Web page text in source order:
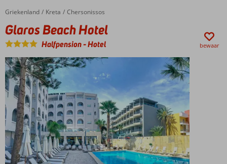
Gerund
vriendelijke
Griekse
Home
Griekenland Kreta Chersonissos
Glaros Beach Hotel
Glaros Beach Hotel
Halfpension-Hotel bewaar